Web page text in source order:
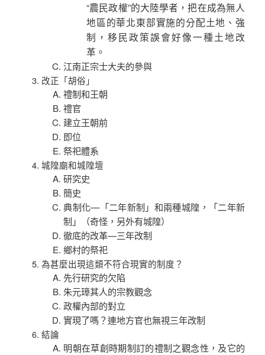
“農民政權”的大陸學者，把在成為無人
地區的華北東部實施的分配土地、強
制，移民政策誤會好像一種土地改
革。
江南正宗士大夫的參與
改正「胡俗」
禮制和王朝
禮官
建立王朝前
即位
祭祀體系
城隍廟和城隍壇
研究史
簡史
典制化—「二年新制」和兩種城隍，「二年新
制」（奇怪，另外有城隍）
徹底的改革—三年改制
鄉村的祭祀
為甚麼出現這類不符合現實的制度？
先行研究的欠陷
朱元璋其人的宗教觀念
政權內部的對立
實現了嗎？連地方官也無視三年改制
結論
明朝在草創時期制訂的禮制之觀念性，及它的